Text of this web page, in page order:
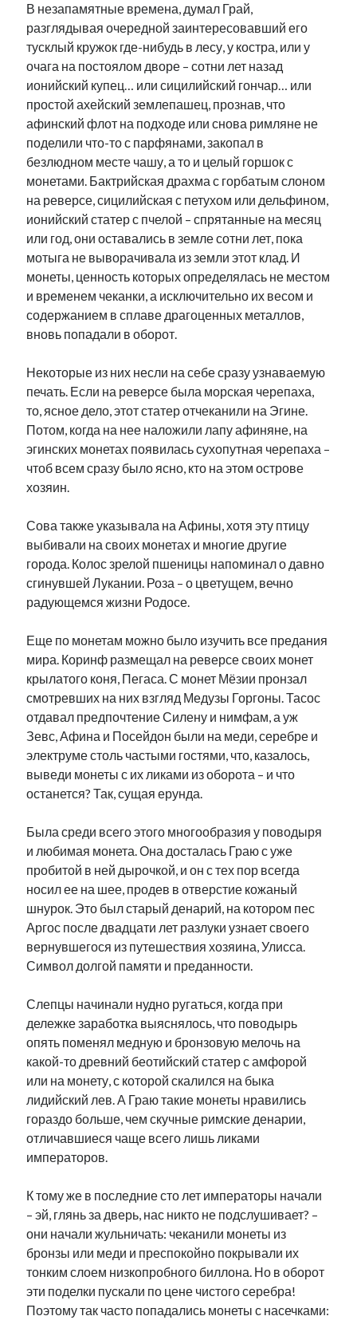
В незапамятные времена, думал Грай,
разглядывая очередной заинтересовавший его
тусклый кружок где-нибудь в лесу, у костра, или у
очага на постоялом дворе – сотни лет назад
ионийский купец… или сицилийский гончар… или
простой ахейский землепашец, прознав, что
афинский флот на подходе или снова римляне не
поделили что-то с парфянами, закопал в
безлюдном месте чашу, а то и целый горшок с
монетами. Бактрийская драхма с горбатым слоном
на реверсе, сицилийская с петухом или дельфином,
ионийский статер с пчелой – спрятанные на месяц
или год, они оставались в земле сотни лет, пока
мотыга не выворачивала из земли этот клад. И
монеты, ценность которых определялась не местом
и временем чеканки, а исключительно их весом и
содержанием в сплаве драгоценных металлов,
вновь попадали в оборот.
Некоторые из них несли на себе сразу узнаваемую
печать. Если на реверсе была морская черепаха,
то, ясное дело, этот статер отчеканили на Эгине.
Потом, когда на нее наложили лапу афиняне, на
эгинских монетах появилась сухопутная черепаха –
чтоб всем сразу было ясно, кто на этом острове
хозяин.
Сова также указывала на Афины, хотя эту птицу
выбивали на своих монетах и многие другие
города. Колос зрелой пшеницы напоминал о давно
сгинувшей Лукании. Роза – о цветущем, вечно
радующемся жизни Родосе.
Еще по монетам можно было изучить все предания
мира. Коринф размещал на реверсе своих монет
крылатого коня, Пегаса. С монет Мёзии пронзал
смотревших на них взгляд Медузы Горгоны. Тасос
отдавал предпочтение Силену и нимфам, а уж
Зевс, Афина и Посейдон были на меди, серебре и
электруме столь частыми гостями, что, казалось,
выведи монеты с их ликами из оборота – и что
останется? Так, сущая ерунда.
Была среди всего этого многообразия у поводыря
и любимая монета. Она досталась Граю с уже
пробитой в ней дырочкой, и он с тех пор всегда
носил ее на шее, продев в отверстие кожаный
шнурок. Это был старый денарий, на котором пес
Аргос после двадцати лет разлуки узнает своего
вернувшегося из путешествия хозяина, Улисса.
Символ долгой памяти и преданности.
Слепцы начинали нудно ругаться, когда при
дележке заработка выяснялось, что поводырь
опять поменял медную и бронзовую мелочь на
какой-то древний беотийский статер с амфорой
или на монету, с которой скалился на быка
лидийский лев. А Граю такие монеты нравились
гораздо больше, чем скучные римские денарии,
отличавшиеся чаще всего лишь ликами
императоров.
К тому же в последние сто лет императоры начали
– эй, глянь за дверь, нас никто не подслушивает? –
они начали жульничать: чеканили монеты из
бронзы или меди и преспокойно покрывали их
тонким слоем низкопробного биллона. Но в оборот
эти поделки пускали по цене чистого серебра!
Поэтому так часто попадались монеты с насечками: